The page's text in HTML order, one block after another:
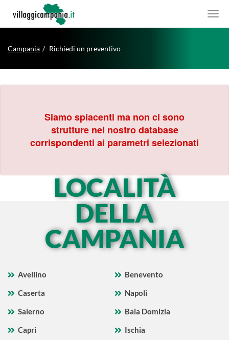
Campania Richiedi un preventivo
Siamo spiacenti ma non ci sono
strutture nel nostro database
corrispondenti ai parametri selezionati
LOCALITÀ
DELLA
CAMPANIA
Avellino
Benevento
Caserta
Napoli
Salerno
Baia Domizia
Capri
Ischia